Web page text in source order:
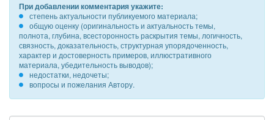
При добавлении комментария укажите:
степень актуальности публикуемого материала;
общую оценку (оригинальность и актуальность темы,
полнота, глубина, всесторонность раскрытия темы, логичность,
связность, доказательность, структурная упорядоченность,
характер и достоверность примеров, иллюстративного
материала, убедительность выводов);
недостатки, недочеты;
вопросы и пожелания Автору.